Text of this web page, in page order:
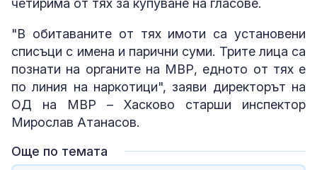
четирима от тях за купуване на гласове.
"В обитаваните от тях имоти са установени
списъци с имена и парични суми. Трите лица са
познати на органите на МВР, едното от тях е
по линия на наркотици", заяви директорът на
ОД на МВР – Хасково старши инспектор
Мирослав Атанасов.
Още по темата